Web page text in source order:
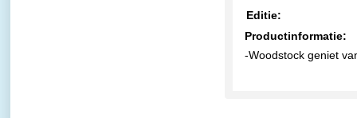
Editie:
Productinformatie:
-Woodstock geniet